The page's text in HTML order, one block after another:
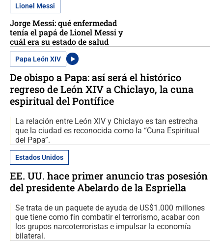
Lionel Messi
Jorge Messi: qué enfermedad
tenía el papá de Lionel Messi y
cuál era su estado de salud
Papa León XIV
De obispo a Papa: así será el histórico
regreso de León XIV a Chiclayo, la cuna
espiritual del Pontífice
La relación entre León XIV y Chiclayo es tan estrecha
que la ciudad es reconocida como la “Cuna Espiritual
del Papa”.
Estados Unidos
EE. UU. hace primer anuncio tras posesión
del presidente Abelardo de la Espriella
Se trata de un paquete de ayuda de US$1.000 millones
que tiene como fin combatir el terrorismo, acabar con
los grupos narcoterroristas e impulsar la economía
bilateral.